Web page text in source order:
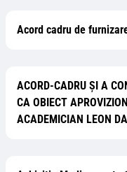
Acord cadru de
ACORD-CADRU ȘI A
CA OBIECT
ACADEMICIAN LEON